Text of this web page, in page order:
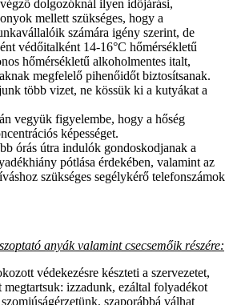
dolgozóknál ilyen időjárási,
mellett szükséges, hogy a
számára igény szerint, de
védőitalként 14-16°C hőmérsékletű
hőmérsékletű alkoholmentes italt,
megfelelő pihenőidőt biztosítsanak.
több vizet, ne kössük ki a kutyákat a
vegyük figyelembe, hogy a hőség
képességet.
órás útra indulók gondoskodjanak a
pótlása érdekében, valamint az
szükséges segélykérő telefonszámok
anyák valamint csecsemőik részére:
védekezésre készteti a szervezetet,
izzadunk, ezáltal folyadékot
szaporábbá válhat